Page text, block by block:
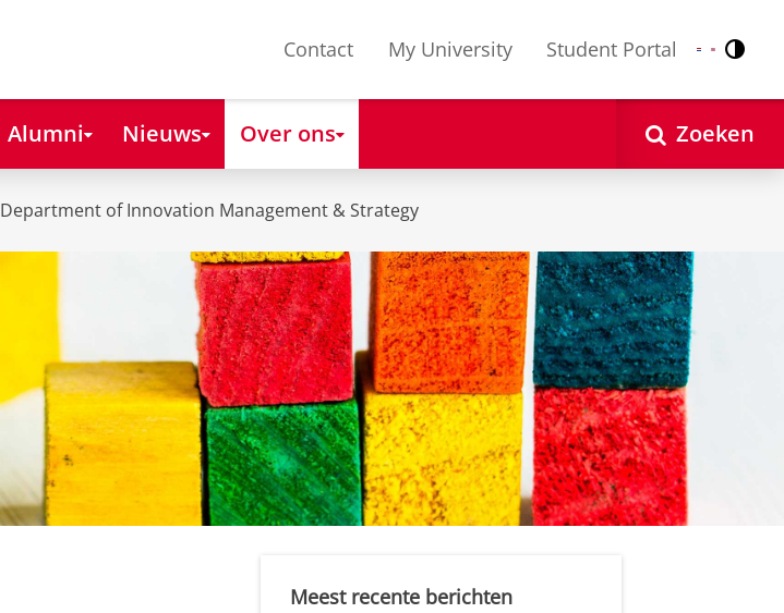
Contact My University Student Portal Nederlands
English
Alumni Nieuws Over ons Zoeken
Department of Innovation Management & Strategy
Meest recente berichten